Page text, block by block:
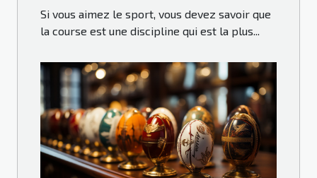
Si vous aimez le sport, vous devez savoir que
la course est une discipline qui est la plus...